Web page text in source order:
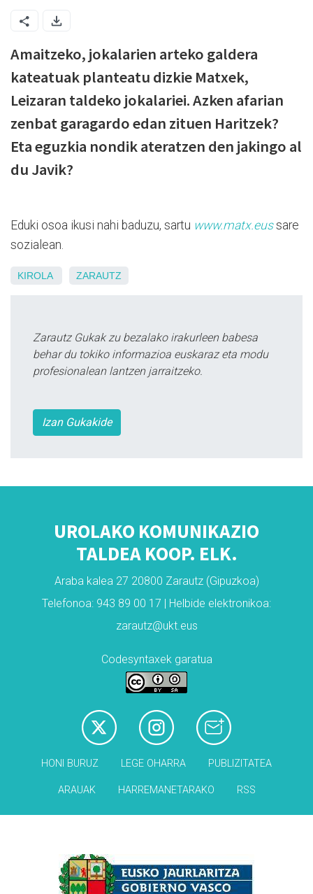
Amaitzeko, jokalarien arteko galdera
kateatuak planteatu dizkie Matxek,
Leizaran taldeko jokalariei. Azken afarian
zenbat garagardo edan zituen Haritzek?
Eta eguzkia nondik ateratzen den jakingo al
du Javik?
Eduki osoa ikusi nahi baduzu, sartu www.matx.eussare
sozialean.
KIROLA ZARAUTZ
Zarautz Gukak zu bezalako irakurleen babesa
behar du tokiko informazioa euskaraz eta modu
profesionalean lantzen jarraitzeko.
Izan Gukakide
UROLAKO KOMUNIKAZIO
TALDEA KOOP. ELK.
Araba kalea 27 20800 Zarautz (Gipuzkoa)
Telefonoa: 943 89 00 17 | Helbide elektronikoa:
zarautz@ukt.eus
Codesyntaxek garatua
HONI BURUZ LEGE OHARRA PUBLIZITATEA
ARAUAK HARREMANETARAKO RSS